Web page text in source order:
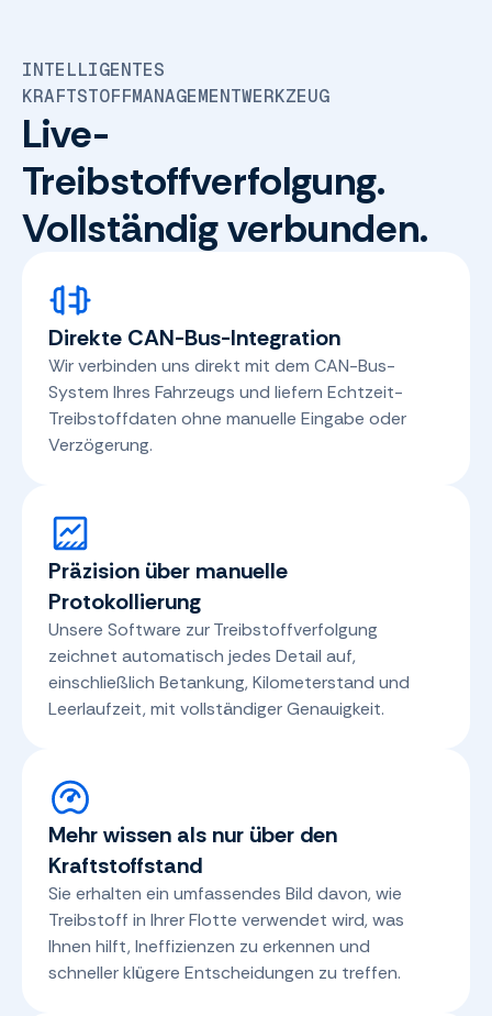
INTELLIGENTES
KRAFTSTOFFMANAGEMENTWERKZEUG
Live-
Treibstoffverfolgung.
Vollständig verbunden.
Direkte CAN-Bus-Integration
Wir verbinden uns direkt mit dem CAN-Bus-
System Ihres Fahrzeugs und liefern Echtzeit-
Treibstoffdaten ohne manuelle Eingabe oder
Verzögerung.
Präzision über manuelle
Protokollierung
Unsere Software zur Treibstoffverfolgung
zeichnet automatisch jedes Detail auf,
einschließlich Betankung, Kilometerstand und
Leerlaufzeit, mit vollständiger Genauigkeit.
Mehr wissen als nur über den
Kraftstoffstand
Sie erhalten ein umfassendes Bild davon, wie
Treibstoff in Ihrer Flotte verwendet wird, was
Ihnen hilft, Ineffizienzen zu erkennen und
schneller klügere Entscheidungen zu treffen.